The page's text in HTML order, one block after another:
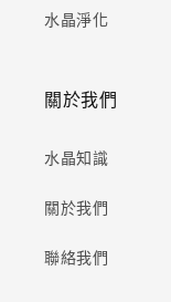
水晶淨化
關於我們
水晶知識
關於我們
聯絡我們